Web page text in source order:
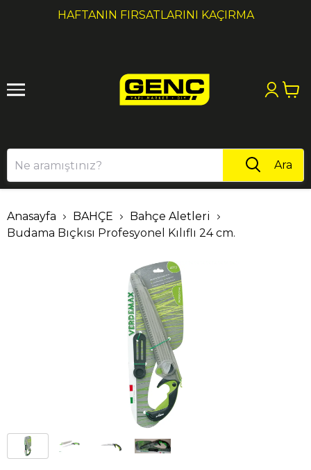
HAFTANIN FIRSATLARINI KAÇIRMA
1 2
Ara
Anasayfa BAHÇE
Bahçe Aletleri
Budama Bıçkısı Profesyonel Kılıflı 24 cm.